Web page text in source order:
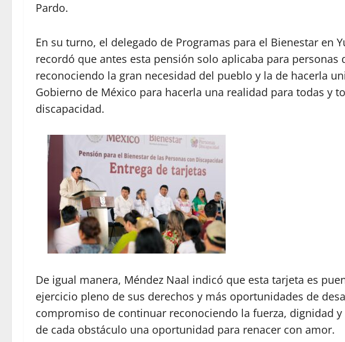
Pardo.
En su turno, el delegado de Programas para el Bienestar en
recordó que antes esta pensión solo aplicaba para personas
reconociendo la gran necesidad del pueblo y la de hacerla
Gobierno de México para hacerla una realidad para todas y
discapacidad.
De igual manera, Méndez Naal indicó que esta tarjeta es
ejercicio pleno de sus derechos y más oportunidades de
compromiso de continuar reconociendo la fuerza, dignidad
de cada obstáculo una oportunidad para renacer con amor.